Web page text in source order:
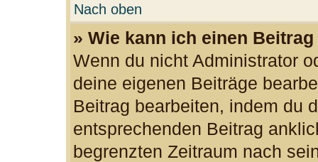
Nach oben
» Wie kann ich einen
Wenn du nicht Administrator
deine eigenen Beiträge
Beitrag bearbeiten, indem du
entsprechenden Beitrag
begrenzten Zeitraum nach